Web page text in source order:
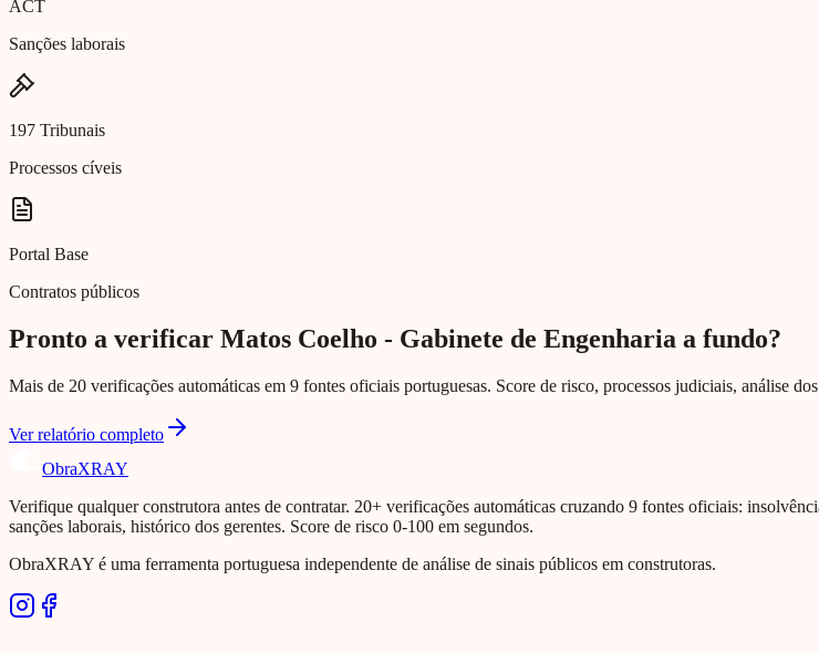
ACT
Sanções laborais
197 Tribunais
Processos cíveis
Portal Base
Contratos públicos
Pronto a verificar Matos Coelho - Gabinete de Engenharia a fundo?
Mais de 20 verificações automáticas em 9 fontes oficiais portuguesas. Score de risco, processos judiciais, análise
Ver relatório completo
ObraXRAY
Verifique qualquer construtora antes de contratar. 20+ verificações automáticas cruzando 9 fontes oficiais:
sanções laborais, histórico dos gerentes. Score de risco 0-100 em segundos.
ObraXRAY é uma ferramenta portuguesa independente de análise de sinais públicos em construtoras.